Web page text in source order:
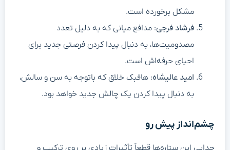
مشکل برخورده است.
فرشاد فرجی: مدافع میانی که به دلیل تعدد
مصدومیت‌ها، به دنبال پیدا کردن فرصتی جدید برای
احیای حرفه‌اش است.
امید عالیشاه: هافبک خلاق که باتوجه به سن و سالش،
به دنبال پیدا کردن یک چالش جدید خواهد بود.
چشم‌انداز پیش رو
جدایی این ستاره‌ها قطعاً تأثیرات زیادی بر روی ترکیب و